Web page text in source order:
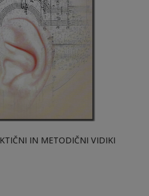
IN METODIČNI VIDIKI